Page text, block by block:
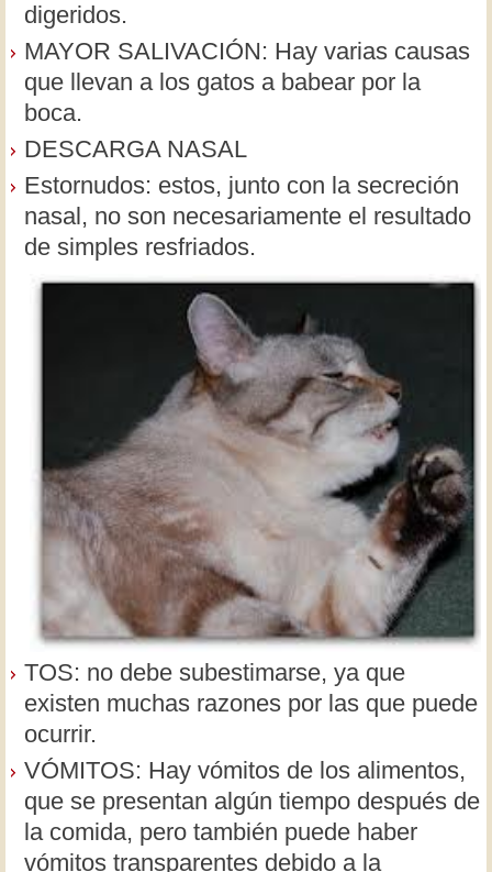
digeridos.
MAYOR SALIVACIÓN: Hay varias causas
que llevan a los gatos a babear por la
boca.
DESCARGA NASAL
Estornudos: estos, junto con la secreción
nasal, no son necesariamente el resultado
de simples resfriados.
TOS: no debe subestimarse, ya que
existen muchas razones por las que puede
ocurrir.
VÓMITOS: Hay vómitos de los alimentos,
que se presentan algún tiempo después de
la comida, pero también puede haber
vómitos transparentes debido a la